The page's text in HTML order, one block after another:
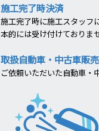
施工完了時決済
施工完了時に施工スタッフ
本的には受け付けておりま
取扱自動車・中古車販
ご依頼いただいた自動車・